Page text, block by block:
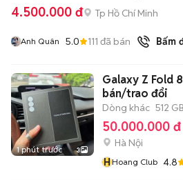
4.500.000 đ Tp Hồ Chí Minh
Anh Quân 5.0 111 đã bán Bấm
1 phút trước 3
Galaxy Z Fold
bán/trao đổi
Dòng khác 512 GB
50.000.000 đ
Hà Nội
HHoang Club 4.8